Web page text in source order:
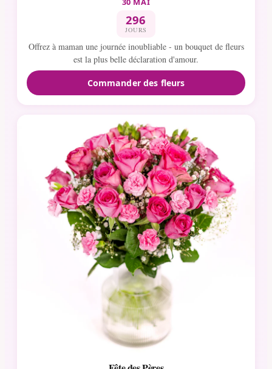
296
JOURS
Offrez à maman une journée inoubliable - un bouquet de fleurs
est la plus belle déclaration d'amour.
Commander des fleurs